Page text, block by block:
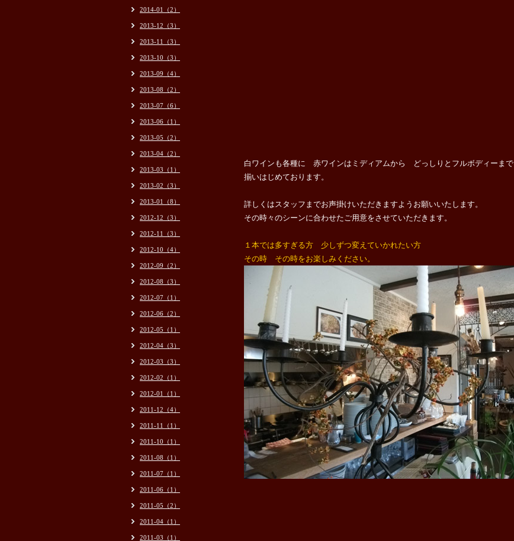
白ワインも各種に 赤ワインはミディアムから どっしりとフルボディーまで
揃いはじめております。
詳しくはスタッフまでお声掛けいただきますようお願いいたします。
その時々のシーンに合わせたご用意をさせていただきます。
１本では多すぎる方 少しずつ変えていかれたい方
その時 その時をお楽しみください。
2014-01（2）
2013-12（3）
2013-11（3）
2013-10（3）
2013-09（4）
2013-08（2）
2013-07（6）
2013-06（1）
2013-05（2）
2013-04（2）
2013-03（1）
2013-02（3）
2013-01（8）
2012-12（3）
2012-11（3）
2012-10（4）
2012-09（2）
2012-08（3）
2012-07（1）
2012-06（2）
2012-05（1）
2012-04（3）
2012-03（3）
2012-02（1）
2012-01（1）
2011-12（4）
2011-11（1）
2011-10（1）
2011-08（1）
2011-07（1）
2011-06（1）
2011-05（2）
2011-04（1）
2011-03（1）